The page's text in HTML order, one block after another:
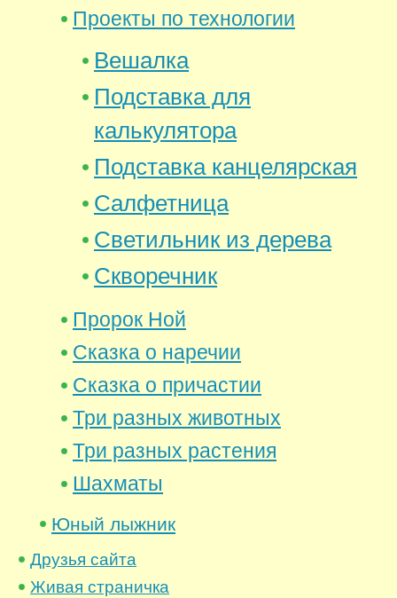
Проекты по технологии
Вешалка
Подставка для
калькулятора
Подставка канцелярская
Салфетница
Светильник из дерева
Скворечник
Пророк Ной
Сказка о наречии
Сказка о причастии
Три разных животных
Три разных растения
Шахматы
Юный лыжник
Друзья сайта
Живая страничка